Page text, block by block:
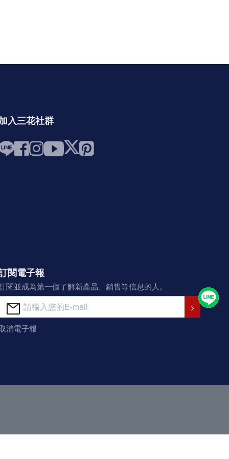
入三花社群
閱電子報
閱並成為第一個了解新產品、銷售等信息的人。
消電子報